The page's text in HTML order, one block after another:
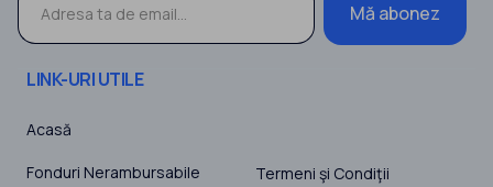
Mă abonez
LINK-URI UTILE
Acasă
Fonduri Nerambursabile Termeni şi Condiţii